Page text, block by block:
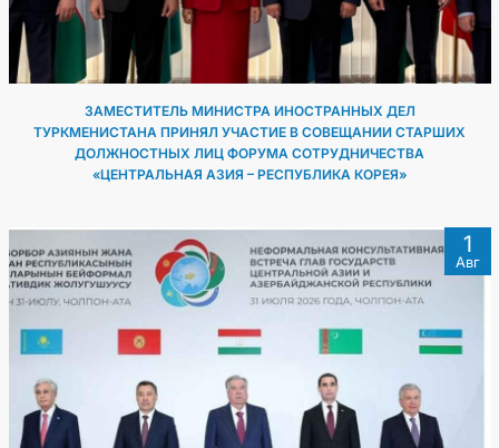
ЗАМЕСТИТЕЛЬ МИНИСТРА ИНОСТРАННЫХ ДЕЛ
ТУРКМЕНИСТАНА ПРИНЯЛ УЧАСТИЕ В СОВЕЩАНИИ СТАРШИХ
ДОЛЖНОСТНЫХ ЛИЦ ФОРУМА СОТРУДНИЧЕСТВА
«ЦЕНТРАЛЬНАЯ АЗИЯ – РЕСПУБЛИКА КОРЕЯ»
1
Авг